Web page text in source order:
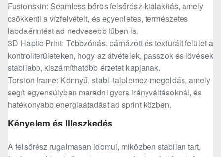
Fusionskin: Seamless bőrös felsőrész-kialakítás, amely
csökkenti a vízfelvételt, és egyenletes, természetes
labdaérintést ad nedvesebb fűben is.
3D Haptic Print: Többzónás, párnázott és texturált felület a
kontrollterületeken, hogy az átvételek, passzok és lövések
stabilabb, kiszámíthatóbb érzetet kapjanak.
Torsion frame: Könnyű, stabil talplemez-megoldás, amely
segít egyensúlyban maradni gyors irányváltásoknál, és
hatékonyabb energiaátadást ad sprint közben.
Kényelem és Illeszkedés
A felsőrész rugalmasan idomul, miközben stabilan tart,